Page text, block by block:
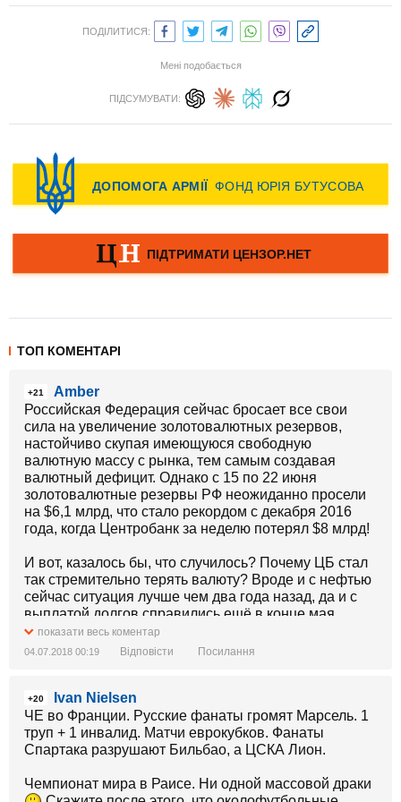
ПОДІЛИТИСЯ:
Мені подобається
ПІДСУМУВАТИ:
ТОП КОМЕНТАРІ
+21
Amber
Российская Федерация сейчас бросает все свои
сила на увеличение золотовалютных резервов,
настойчиво скупая имеющуюся свободную
валютную массу с рынка, тем самым создавая
валютный дефицит. Однако с 15 по 22 июня
золотовалютные резервы РФ неожиданно просели
на $6,1 млрд, что стало рекордом с декабря 2016
года, когда Центробанк за неделю потерял $8 млрд!
И вот, казалось бы, что случилось? Почему ЦБ стал
так стремительно терять валюту? Вроде и с нефтью
сейчас ситуация лучше чем два года назад, да и с
выплатой долгов справились ещё в конце мая.
Дело в том, что в прошлом году Центробанк РФ
высокий профессионализм топ-менеджмента
данного финансового учреждения привел к тому, что
банк потерял $4,5 миллиарда. Сумма не
катастрофическая, конечно же, но сделав выводы из
и начал вкладывать в золото и евро, увеличив
показати весь коментар
04.07.2018 00:19 Відповісти Посилання
+20
Ivan Nielsen
ЧЕ во Франции. Русские фанаты громят Марсель. 1
труп + 1 инвалид. Матчи еврокубков. Фанаты
Спартака разрушают Бильбао, а ЦСКА Лион.
Чемпионат мира в Раисе. Ни одной массовой драки